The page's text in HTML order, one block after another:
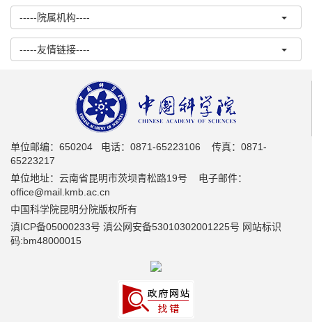
-----院属机构----
-----友情链接----
单位邮编：650204 电话：0871-65223106 传真：0871-
65223217
单位地址：云南省昆明市茨坝青松路19号 电子邮件：
office@mail.kmb.ac.cn
中国科学院昆明分院版权所有
滇ICP备05000233号 滇公网安备53010302001225号 网站标识
码:bm48000015